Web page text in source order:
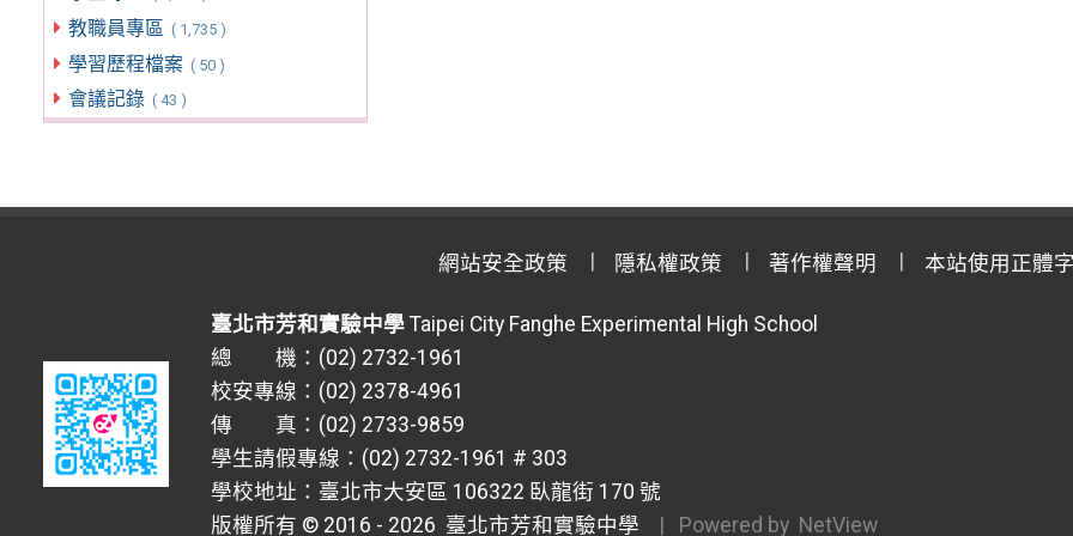
教職員專區 ( 1,735 )
學習歷程檔案 ( 50 )
會議記錄 ( 43 )
網站安全政策 隱私權政策 著作權聲明 本站使用正體
臺北市芳和實驗中學 Taipei City Fanghe Experimental High School
總 機：(02) 2732-1961
校安專線：(02) 2378-4961
傳 真：(02) 2733-9859
學生請假專線：(02) 2732-1961 # 303
學校地址：臺北市大安區 106322 臥龍街 170 號
版權所有 © 2016 - 2026 臺北市芳和實驗中學 | Powered by NetView